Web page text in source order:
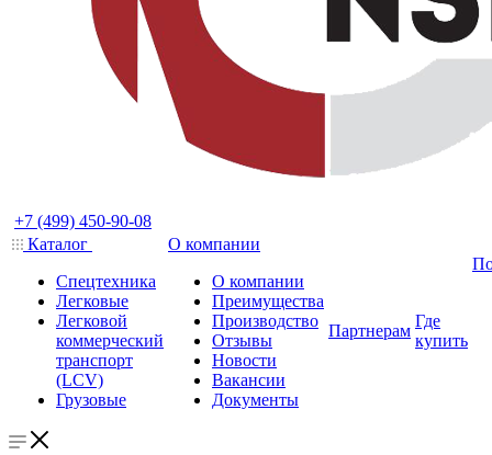
+7 (499) 450-90-08
Каталог
Спецтехника
Легковые
Легковой
коммерческий
транспорт
(LCV)
Грузовые
О компании
О компании
Преимущества
Производство
Отзывы
Новости
Вакансии
Документы
Партнерам
Где
купить